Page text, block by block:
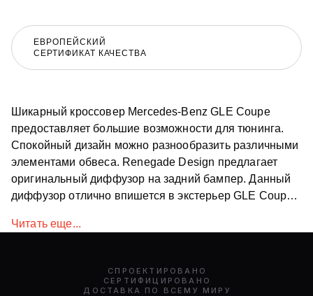
ЕВРОПЕЙСКИЙ
СЕРТИФИКАТ КАЧЕСТВА
Шикарный кроссовер Mercedes-Benz GLE Coupe
предоставляет большие возможности для тюнинга.
Спокойный дизайн можно разнообразить различными
элементами обвеса. Renegade Design предлагает
оригинальный диффузор на задний бампер. Данный
диффузор отлично впишется в экстерьер GLE Coupe,
изготовлении прослужит весь срок эксплуатации
Читать еще...
СПРОЕКТИРОВАНО
СЕРТИФИЦИРОВАНО
ДОСТАВКА ПО ВСЕМУ МИРУ